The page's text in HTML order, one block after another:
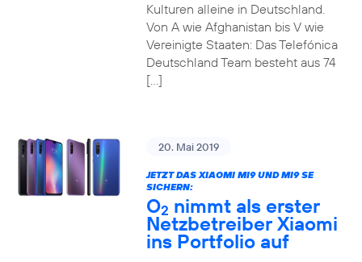
Kulturen alleine in Deutschland.
Von A wie Afghanistan bis V wie
Vereinigte Staaten: Das Telefónica
Deutschland Team besteht aus 74
[…]
20. Mai 2019
JETZT DAS XIAOMI MI9 UND MI9 SE
SICHERN:
O2 nimmt als erster
Netzbetreiber Xiaomi
ins Portfolio auf